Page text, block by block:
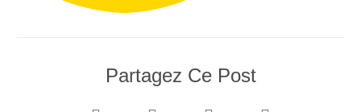
Partagez Ce Post